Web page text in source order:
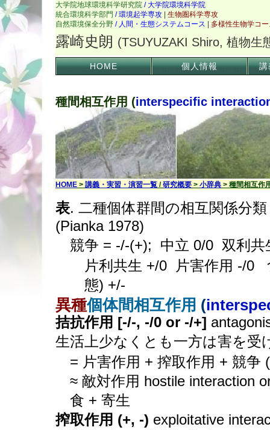
HOME 個人情報 講
種間相互作用 (interspecific
HOME > 講義・実習・演習一覧 /研究概要 > 小辞典 > 種間相互作
表. 二種個体群間の相互関係分
(Pianka 1978)
競争 = -/-(+); 中立 0/0 双利共
片利共生 +/0 片害作用 -/0 食う-食われる(+ ベーツ擬
態) +/-
異種個体間相互作用 (
拮抗作用 [-/-, -/0 or -/+]
生活上少なくとも一方は害を受
= 片害作用 + 搾取作用 + 競争
≈ 敵対作用 hostile interaction
食 + 寄生
搾取作用 (+, -) exploitative